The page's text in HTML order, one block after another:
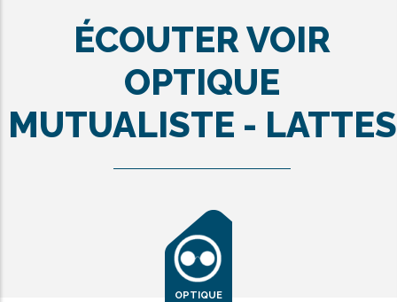
ÉCOUTER VOIR
OPTIQUE
MUTUALISTE - LATTES
OPTIQUE